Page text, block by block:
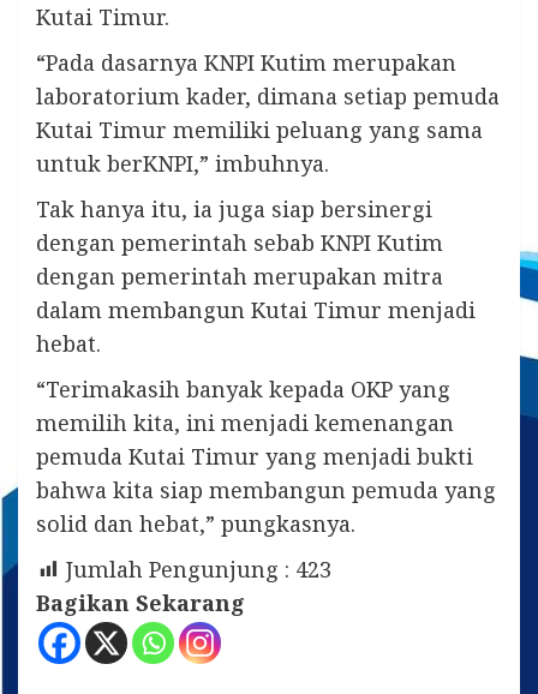
Kutai Timur.
“Pada dasarnya KNPI Kutim merupakan
laboratorium kader, dimana setiap pemuda
Kutai Timur memiliki peluang yang sama
untuk berKNPI,” imbuhnya.
Tak hanya itu, ia juga siap bersinergi
dengan pemerintah sebab KNPI Kutim
dengan pemerintah merupakan mitra
dalam membangun Kutai Timur menjadi
hebat.
“Terimakasih banyak kepada OKP yang
memilih kita, ini menjadi kemenangan
pemuda Kutai Timur yang menjadi bukti
bahwa kita siap membangun pemuda yang
solid dan hebat,” pungkasnya.
Jumlah Pengunjung : 423
Bagikan Sekarang